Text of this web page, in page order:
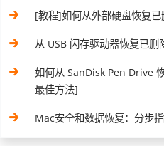
[教程]如何从外部硬盘恢复已
从 USB 闪存驱动器恢复已
如何从 SanDisk Pen Drive
最佳方法]
Mac安全和数据恢复：分步